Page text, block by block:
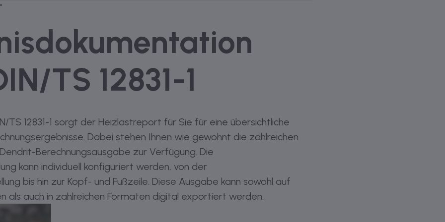
mit einer Spreizung von maximal fünf Kelvin ausgelegt wird. Ebenso
der Vorlauftemperatur nach VDI 6030 für die
die Möglichkeit, diese nach Außenfensterangaben oder bestehender
der Werkstoffe im Materialauszug zur Verfügung.
mit oder ohne Heizlastberechnung möglich
über den VDI 3805-Manager Blatt 6
DIN 4703-3
Flächenkühlungssysteme DIN EN 1264
raumweise und über Anzahl und Größe der Fenster
und Wandheizung auch zum passiven Kühlen
bei Heizflächen im Bestand und Neubau
nach VDI 6030 Blatt 1
der Heizflächen ins Heizungsrohrnetz
TS 12831-1
TS 12831-1 sorgt der Heizlastreport für Sie für eine übersichtliche
Dabei stehen Ihnen wie gewohnt die zahlreichen
Berechnungsausgabe zur Verfügung. Die
kann individuell konfiguriert werden, von der
bis hin zur Kopf- und Fußzeile. Diese Ausgabe kann sowohl auf
als auch in zahlreichen Formaten digital exportiert werden.